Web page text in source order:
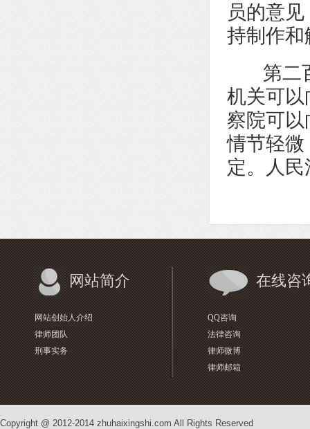
员的意
持制作和
第二
机关可以
察院可以
情节轻微
定。人
网站简介
网站创始人介绍
律师团队
刑事实务
在线咨
QQ咨询
法律咨询
律师微博
律师邮箱
Copyright @ 2012-2014 zhuhaixingshi.com All Rights Reserved